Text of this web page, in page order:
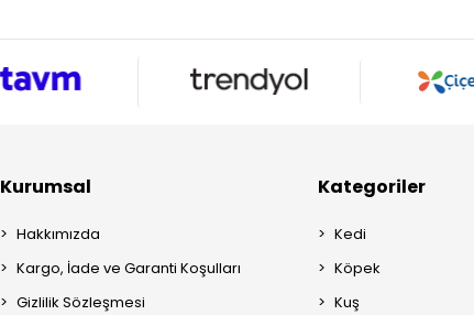
Kurumsal
Hakkımızda
Kargo, İade ve Garanti Koşulları
Gizlilik Sözleşmesi
Kategoriler
Kedi
Köpek
Kuş